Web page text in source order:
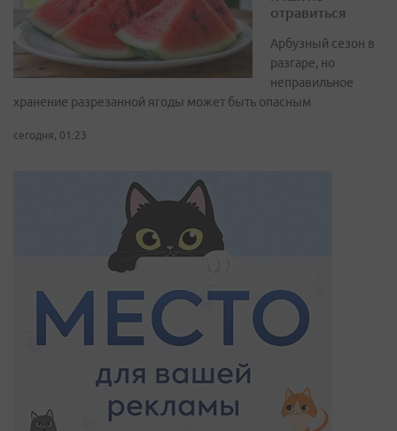
отравиться
Арбузный сезон в
разгаре, но
неправильное
хранение разрезанной ягоды может быть опасным
сегодня, 01:23